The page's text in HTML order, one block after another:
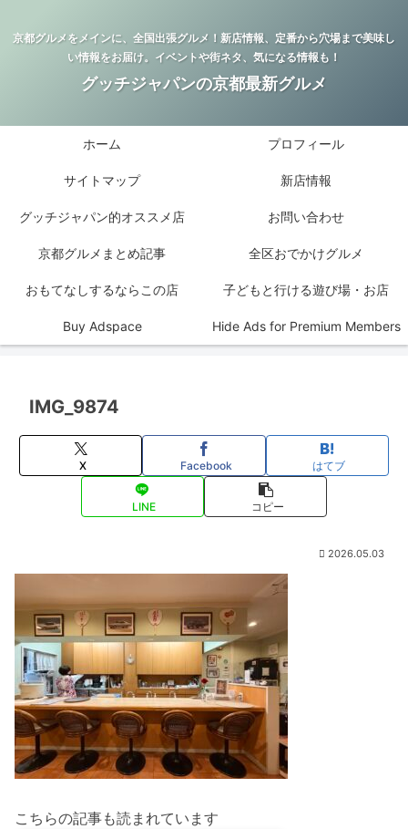
京都グルメをメインに、全国出張グルメ！新店情報、定番から穴場まで美味し
い情報をお届け。イベントや街ネタ、気になる情報も！
グッチジャパンの京都最新グルメ
ホーム プロフィール
サイトマップ 新店情報
グッチジャパン的オススメ店 お問い合わせ
京都グルメまとめ記事 全区おでかけグルメ
おもてなしするならこの店 子どもと行ける遊び場・お店
Buy Adspace Hide Ads for Premium Members
IMG_9874
X Facebook はてブ
LINE コピー
2026.05.03
こちらの記事も読まれています